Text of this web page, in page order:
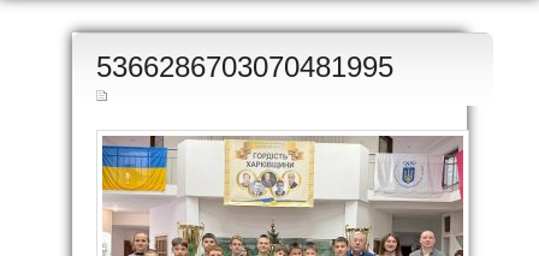
20
5366286703070481995